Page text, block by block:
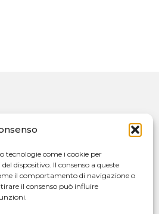
tecnologie come i cookie per
dispositivo. Il consenso a queste
il comportamento di navigazione o
il consenso può influire